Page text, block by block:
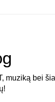
muziką bei